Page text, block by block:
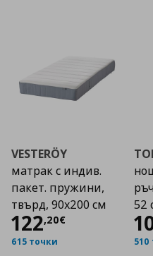
VESTERÖY
матрак с индив.
пакет. пружини,
твърд, 90x200 см
122,20€
Цена 122,20 €
615 точки
52
510